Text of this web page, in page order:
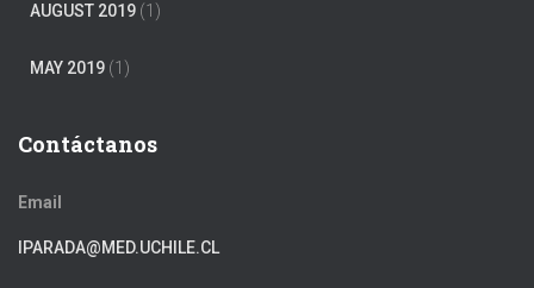
AUGUST 2019 (1)
MAY 2019 (1)
Contáctanos
Email
IPARADA@MED.UCHILE.CL